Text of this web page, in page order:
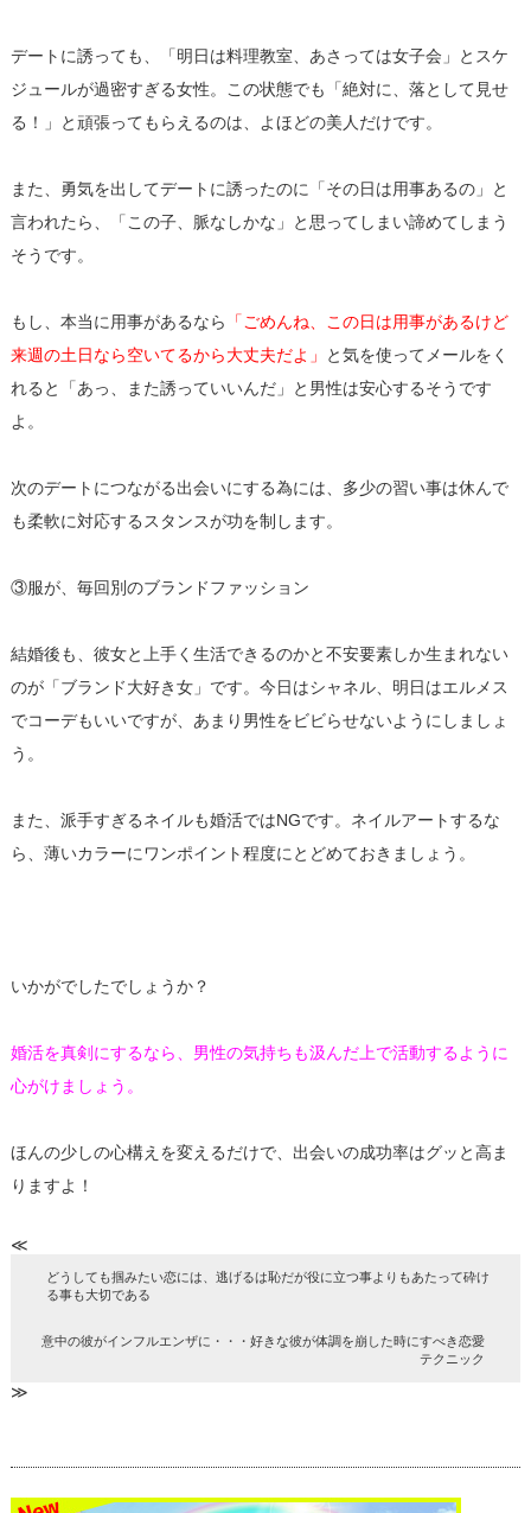
デートに誘っても、「明日は料理教室、あさっては女子会」とスケ
ジュールが過密すぎる女性。この状態でも「絶対に、落として見せ
る！」と頑張ってもらえるのは、よほどの美人だけです。
また、勇気を出してデートに誘ったのに「その日は用事あるの」と
言われたら、「この子、脈なしかな」と思ってしまい諦めてしまう
そうです。
もし、本当に用事があるなら
「ごめんね、この日は用事があるけど
来週の土日なら空いてるから大丈夫だよ」
と気を使ってメールをく
れると「あっ、また誘っていいんだ」と男性は安心するそうです
よ。
次のデートにつながる出会いにする為には、多少の習い事は休んで
も柔軟に対応するスタンスが功を制します。
③服が、毎回別のブランドファッション
結婚後も、彼女と上手く生活できるのかと不安要素しか生まれない
のが「ブランド大好き女」です。今日はシャネル、明日はエルメス
でコーデもいいですが、あまり男性をビビらせないようにしましょ
う。
また、派手すぎるネイルも婚活ではNGです。ネイルアートするな
ら、薄いカラーにワンポイント程度にとどめておきましょう。
いかがでしたでしょうか？
婚活を真剣にするなら、男性の気持ちも汲んだ上で活動するように
心がけましょう。
ほんの少しの心構えを変えるだけで、出会いの成功率はグッと高ま
りますよ！
≪
どうしても掴みたい恋には、逃げるは恥だが役に立つ事よりもあたって砕け
る事も大切である
意中の彼がインフルエンザに・・・好きな彼が体調を崩した時にすべき恋愛
テクニック
≫